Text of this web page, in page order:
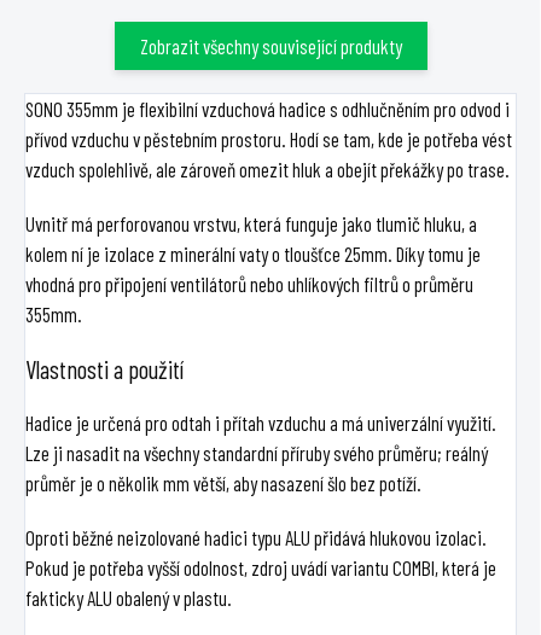
Zobrazit všechny související produkty
SONO 355mm je flexibilní vzduchová hadice s odhlučněním pro odvod i
přívod vzduchu v pěstebním prostoru. Hodí se tam, kde je potřeba vést
vzduch spolehlivě, ale zároveň omezit hluk a obejít překážky po trase.
Uvnitř má perforovanou vrstvu, která funguje jako tlumič hluku, a
kolem ní je izolace z minerální vaty o tloušťce 25mm. Díky tomu je
vhodná pro připojení ventilátorů nebo uhlíkových filtrů o průměru
355mm.
Vlastnosti a použití
Hadice je určená pro odtah i přítah vzduchu a má univerzální využití.
Lze ji nasadit na všechny standardní příruby svého průměru; reálný
průměr je o několik mm větší, aby nasazení šlo bez potíží.
Oproti běžné neizolované hadici typu ALU přidává hlukovou izolaci.
Pokud je potřeba vyšší odolnost, zdroj uvádí variantu COMBI, která je
fakticky ALU obalený v plastu.